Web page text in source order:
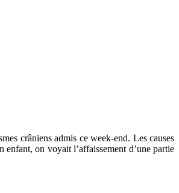
crâniens admis ce week-end. Les causes
on voyait l’affaissement d’une partie